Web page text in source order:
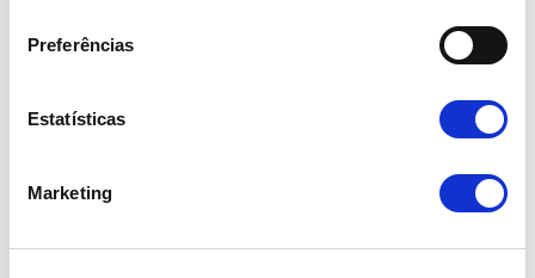
Preferências
Estatísticas
Marketing